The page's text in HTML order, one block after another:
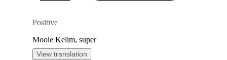
Positive
Mooie Kelim, super
View translation